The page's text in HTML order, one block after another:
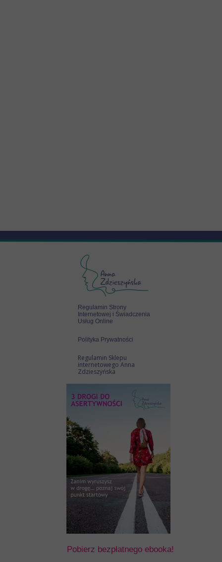
Pobierz bezpłatnego ebooka!
Polityka Prywatności
Regulamin Strony
Internetowej i Świadczenia
Usług Online
Regulamin Sklepu
internetowego Anna
Zdzieszyńska